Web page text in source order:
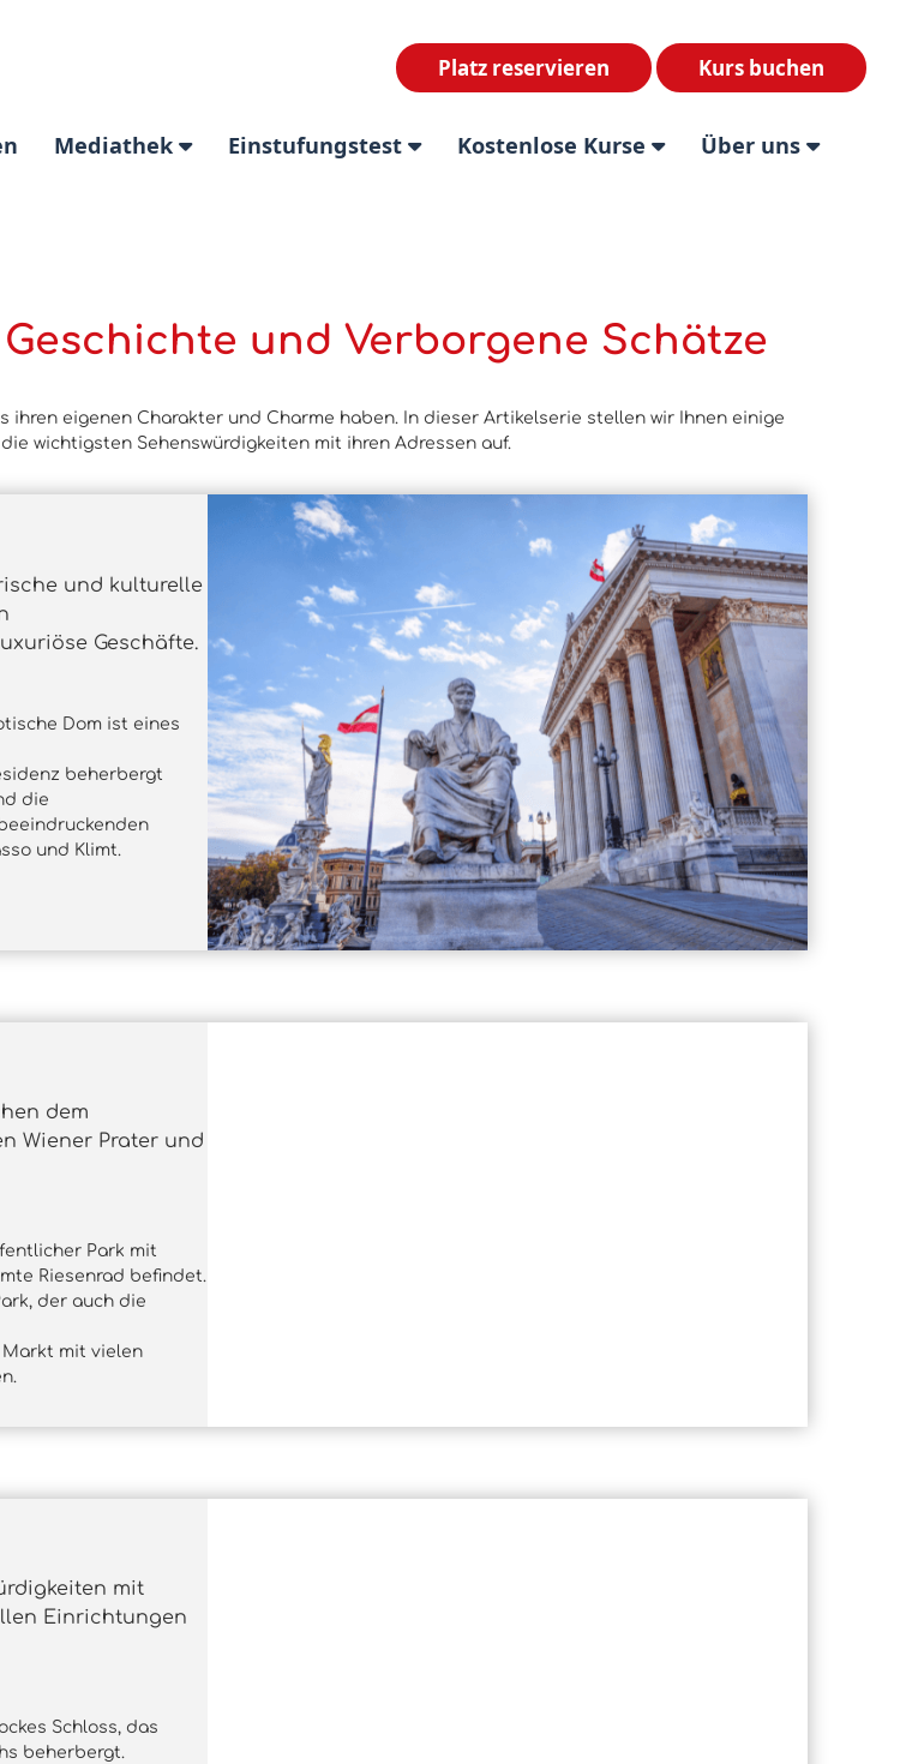
Kurs buchen
Platz reservieren
Mediathek Einstufungstest Kostenlose Kurse Über uns
und Verborgene Schätze
eigenen Charakter und Charme haben. In dieser Artikelserie stellen wir Ihnen einige
wichtigsten Sehenswürdigkeiten mit ihren Adressen auf.
und kulturelle
Geschäfte.
Dom ist eines
beherbergt
die
und Klimt.
dem
Wiener Prater und
Park mit
Riesenrad befindet.
der auch die
Markt mit vielen
mit
Einrichtungen
Schloss, das
beherbergt.